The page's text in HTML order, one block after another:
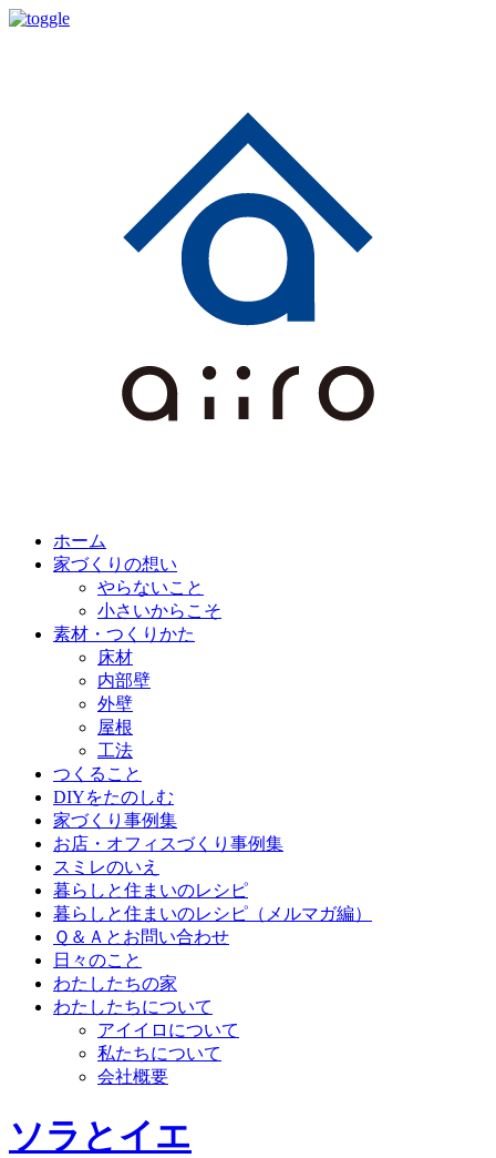
ホーム
家づくりの想い
やらないこと
小さいからこそ
素材・つくりかた
床材
内部壁
外壁
屋根
工法
つくること
DIYをたのしむ
家づくり事例集
お店・オフィスづくり事例集
スミレのいえ
暮らしと住まいのレシピ
暮らしと住まいのレシピ（メルマガ編）
Ｑ＆Ａとお問い合わせ
日々のこと
わたしたちの家
わたしたちについて
アイイロについて
私たちについて
会社概要
ソラとイエ